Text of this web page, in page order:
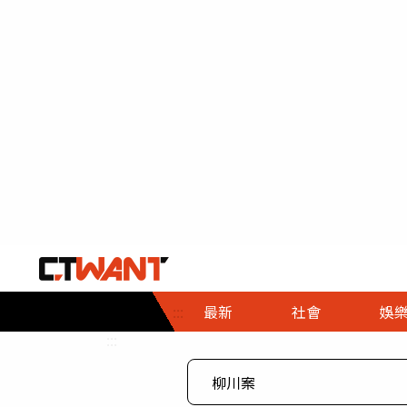
::: 最新 社會
社會首頁
時事
娛樂
娛樂首頁
即時
專題
財經首頁
熱線
３Ｃ
政